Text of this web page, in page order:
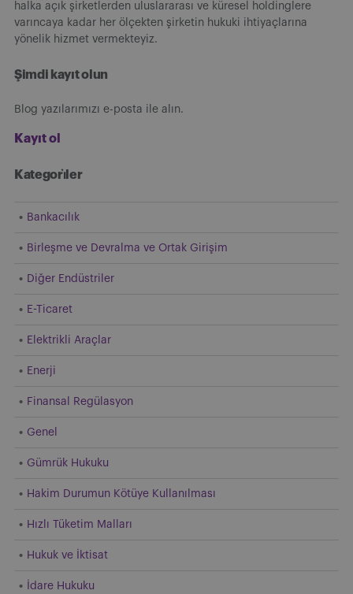
halka açık şirketlerden uluslararası ve küresel holdinglere
varıncaya kadar her ölçekten şirketin hukuki ihtiyaçlarına
yönelik hizmet vermekteyiz.
Şimdi kayıt olun
Blog yazılarımızı e-posta ile alın.
Kayıt ol
Kategori̇ler
Bankacılık
Birleşme ve Devralma ve Ortak Girişim
Diğer Endüstriler
E-Ticaret
Elektrikli Araçlar
Enerji
Finansal Regülasyon
Genel
Gümrük Hukuku
Hakim Durumun Kötüye Kullanılması
Hızlı Tüketim Malları
Hukuk ve İktisat
İdare Hukuku